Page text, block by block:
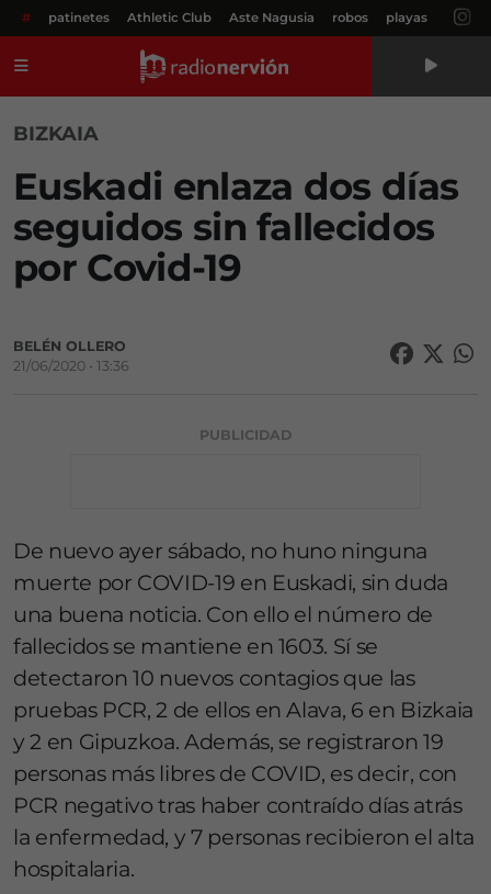
# patinetes Athletic Club Aste Nagusia robos playas
BIZKAIA
Euskadi enlaza dos días
seguidos sin fallecidos
por Covid-19
BELÉN OLLERO
21/06/2020 • 13:36
PUBLICIDAD
De nuevo ayer sábado, no huno ninguna
muerte por COVID-19 en Euskadi, sin duda
una buena noticia. Con ello el número de
fallecidos se mantiene en 1603. Sí se
detectaron 10 nuevos contagios que las
pruebas PCR, 2 de ellos en Alava, 6 en Bizkaia
y 2 en Gipuzkoa. Además, se registraron 19
personas más libres de COVID, es decir, con
PCR negativo tras haber contraído días atrás
la enfermedad, y 7 personas recibieron el alta
hospitalaria.